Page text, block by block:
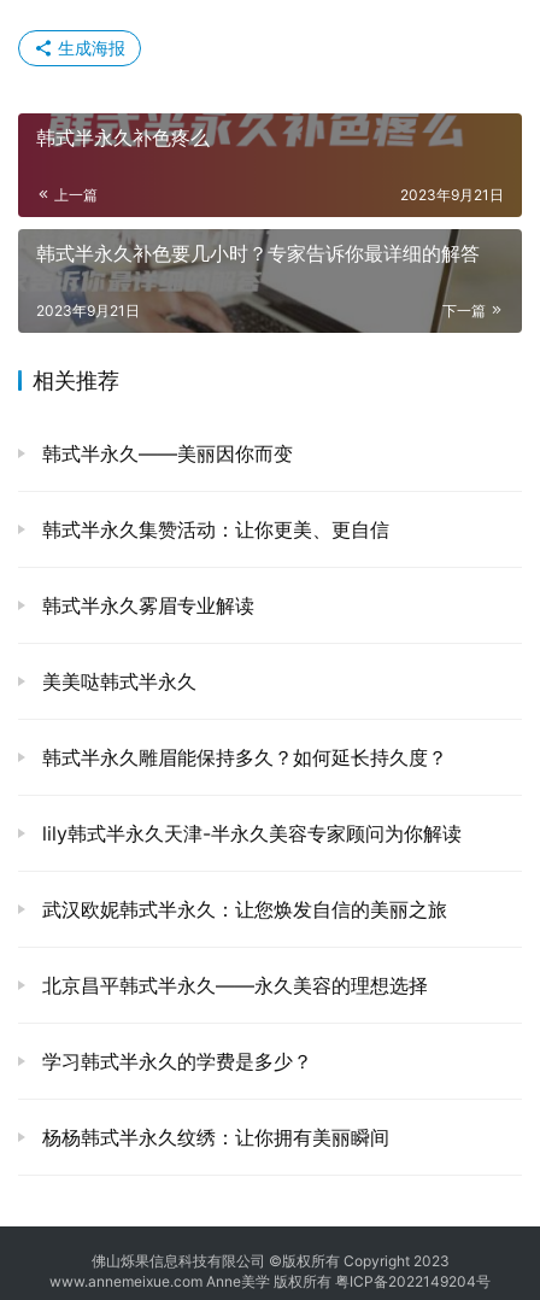
生成海报
韩式半永久补色疼么
上一篇 2023年9月21日
韩式半永久补色要几小时？专家告诉你最详细的解答
下一篇
2023年9月21日
相关推荐
韩式半永久——美丽因你而变
韩式半永久集赞活动：让你更美、更自信
韩式半永久雾眉专业解读
美美哒韩式半永久
韩式半永久雕眉能保持多久？如何延长持久度？
lily韩式半永久天津-半永久美容专家顾问为你解读
武汉欧妮韩式半永久：让您焕发自信的美丽之旅
北京昌平韩式半永久——永久美容的理想选择
学习韩式半永久的学费是多少？
杨杨韩式半永久纹绣：让你拥有美丽瞬间
佛山烁果信息科技有限公司 ©版权所有 Copyright 2023
www.annemeixue.com Anne美学 版权所有 粤ICP备2022149204号